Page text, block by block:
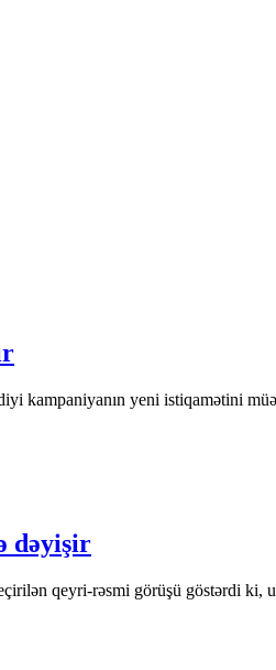
kampaniyanın yeni istiqamətini
dəyişir
qeyri-rəsmi görüşü göstərdi ki,